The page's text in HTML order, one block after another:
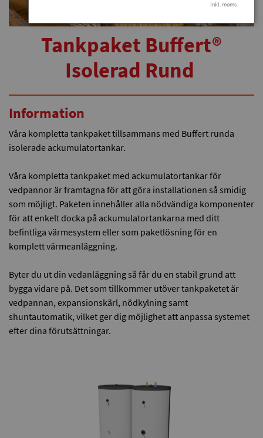
Tankpaket Buffert®
Isolerad Rund
Information
Våra kompletta tankpaket tillsammans med Buffert runda
isolerade ackumulatortankar.
Våra kompletta tankpaket med ackumulatortankar för
vedpannor är framtagna för att göra installationen så smidig
som möjligt. Paketen innehåller alla nödvändiga komponenter
för att enkelt docka på ackumulatortankarna med ditt
befintliga värmesystem eller som paketlösning för en
komplett värmeanläggning.
Byter du ut din vedanläggning så får du en stabil grund att
bygga vidare på. Det som tillkommer utöver tankpaketet är
vedpannan, expansionskärl, nödkylning samt
shuntautomatik, vilket ger dig möjlighet att anpassa systemet
efter dina förutsättningar.
Inkl. moms